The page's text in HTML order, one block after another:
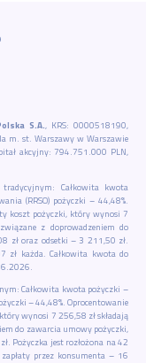
S.A., KRS: 0000518190,
m. st. Warszawy w Warszawie
akcyjny: 794.751.000 PLN,
Całkowita kwota
(RRSO) pożyczki – 44,48%.
koszt pożyczki, który wynosi 7
z doprowadzeniem do
zł oraz odsetki – 3 211,50 zł.
zł każda. Całkowita kwota do
Całkowita kwota pożyczki –
– 44,48%. Oprocentowanie
wynosi 7 256,58 zł składają
do zawarcia umowy pożyczki,
Pożyczka jest rozłożona na 42
przez konsumenta – 16